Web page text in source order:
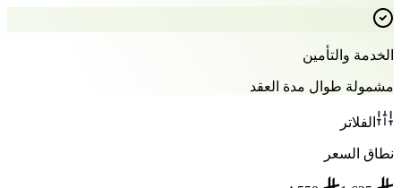
الخدمة والتأمين
مشمولة طوال مدة العقد
الفلاتر
نطاق السعر